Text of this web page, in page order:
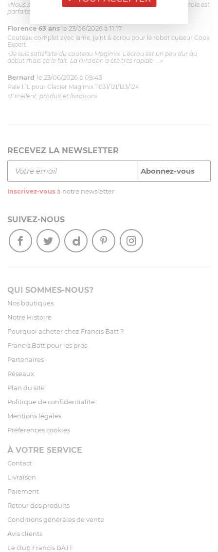
«Nous sommes dans un produit de haute qualité. Cette casserole est
parfaite pour l'élaboration des sauces et vient complé...»
Florence 63 ans le 23/06/2026 à 11:17
Couteau complet avec lame, joint & écrou pour le robot cuiseur Cook
Expert
«Je suis satisfaite du couteau Magimix. L'écrou est un peu dur au
début mais ça le fait. La livraison a été très rapide. ...»
Bernard le 23/06/2026 à 09:43
Pale 1.1L pour Glacier Magimix 11031/121/123/124
«Excellent: produit et livraison»
RECEVEZ LA NEWSLETTER
Inscrivez-vous à notre newsletter
SUIVEZ-NOUS
QUI SOMMES-NOUS?
Nos boutiques
Notre Histoire
Pourquoi acheter chez Francis Batt ?
Francis Batt pour les pros
Partenaires
Réseaux
Plan du site
Politique de confidentialité
Mentions légales
Préférences cookies
À VOTRE SERVICE
Contact
Livraison
Paiement
Retour des produits
Conditions générales de vente
Avis clients
Le club Francis BATT